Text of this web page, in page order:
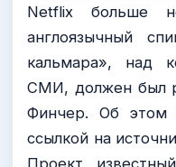
Netflix больше
англоязычный
кальмара», над
СМИ, должен был
Финчер. Об этом
ссылкой на
Проект,